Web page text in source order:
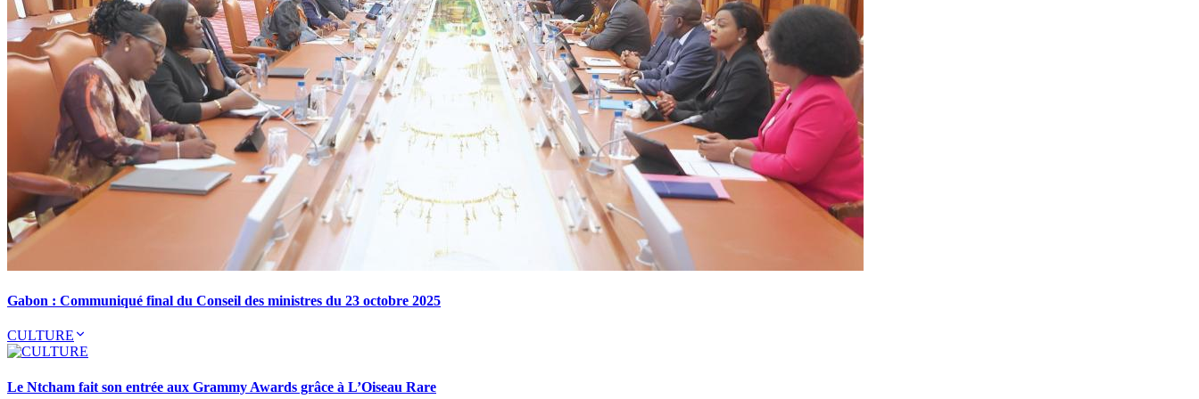
Gabon : Communiqué final du Conseil des ministres du 23 octobre 2025
CULTURE
Le Ntcham fait son entrée aux Grammy Awards grâce à L’Oiseau Rare